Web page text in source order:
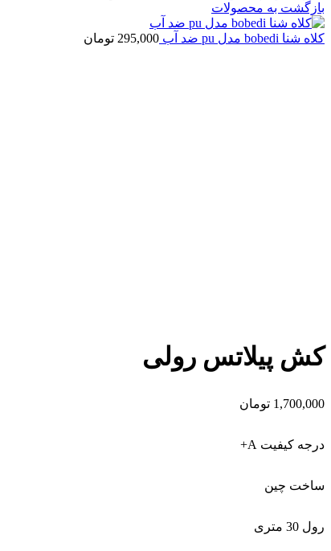
بازگشت به محصولات
کلاه شنا bobedi مدل pu ضد آب 295,000 تومان
کش پیلاتس رولی
1,700,000 تومان
درجه کیفیت A+
ساخت چین
رول 30 متری